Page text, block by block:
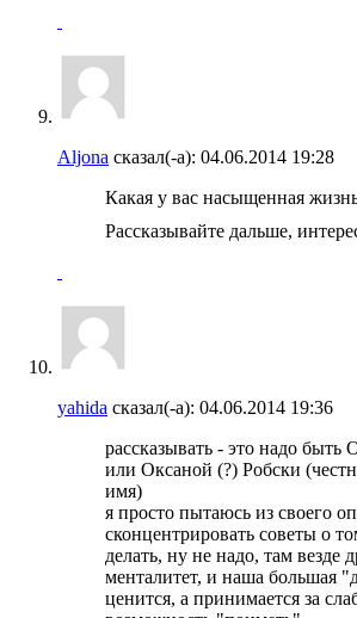
Aljona сказал(-а): 04.06.2014 19:28
Какая у вас насыщенная
Рассказывайте дальше,
yahida сказал(-а): 04.06.2014 19:36
рассказывать - это надо быть
или Оксаной (?) Робски
имя)
я просто пытаюсь из своего
сконцентрировать советы о
делать, ну не надо, там везде
менталитет, и наша большая
ценится, а принимается за